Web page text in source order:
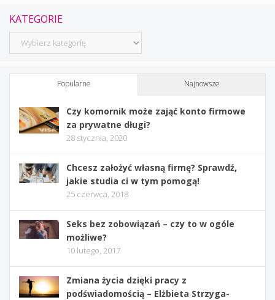
KATEGORIE
Kategorie
Popularne Najnowsze
Czy komornik może zająć konto firmowe
za prywatne długi?
28 stycznia, 2020
Chcesz założyć własną firmę? Sprawdź,
jakie studia ci w tym pomogą!
25 czerwca, 2018
Seks bez zobowiązań – czy to w ogóle
możliwe?
10 lutego, 2017
Zmiana życia dzięki pracy z
podświadomością – Elżbieta Strzyga-